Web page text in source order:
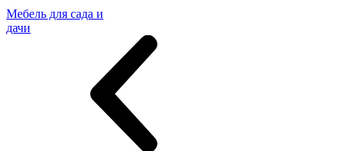
Мебель для сада и
дачи